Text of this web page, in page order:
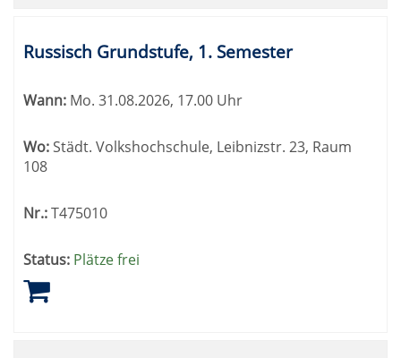
Russisch Grundstufe, 1. Semester
Wann: Mo. 31.08.2026, 17.00 Uhr
Wo:Städt. Volkshochschule, Leibnizstr. 23, Raum
108
Nr.:T475010
Status: Plätze frei